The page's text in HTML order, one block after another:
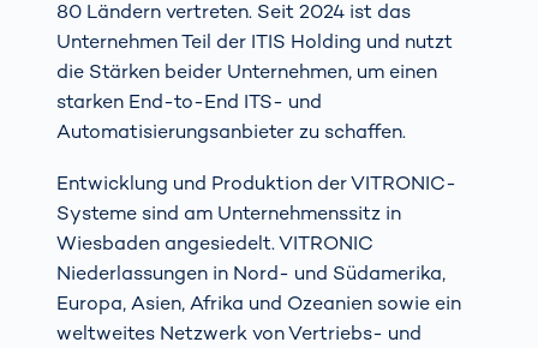
80 Ländern vertreten. Seit 2024 ist das
Unternehmen Teil der ITIS Holding und nutzt
die Stärken beider Unternehmen, um einen
starken End-to-End ITS- und
Automatisierungsanbieter zu schaffen.
Entwicklung und Produktion der VITRONIC-
Systeme sind am Unternehmenssitz in
Wiesbaden angesiedelt. VITRONIC
Niederlassungen in Nord- und Südamerika,
Europa, Asien, Afrika und Ozeanien sowie ein
weltweites Netzwerk von Vertriebs- und